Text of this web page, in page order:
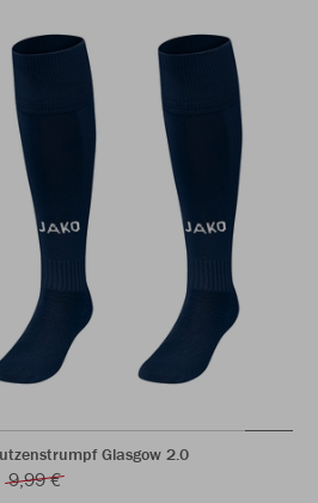
Glasgow 2.0
9,99 €